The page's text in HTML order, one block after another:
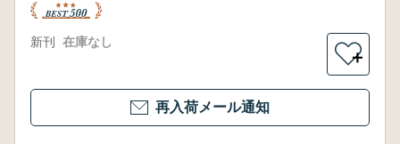
新刊 在庫なし
＋
再入荷メール通知